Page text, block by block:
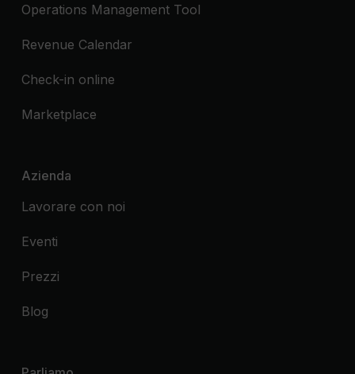
Operations Management Tool
Revenue Calendar
Check-in online
Marketplace
Azienda
Lavorare con noi
Eventi
Prezzi
Blog